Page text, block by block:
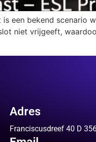
een bekend scenario
niet vrijgeeft,
Adres
Franciscusdreef 40 D